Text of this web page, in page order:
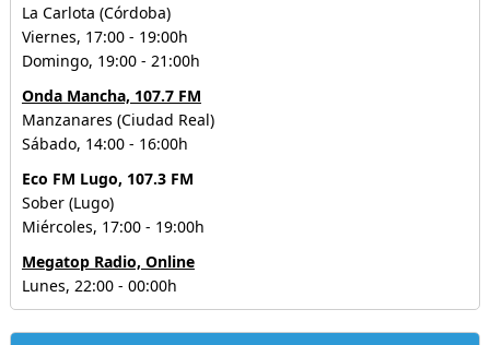
La Carlota (Córdoba)
Viernes, 17:00 - 19:00h
Domingo, 19:00 - 21:00h
Onda Mancha, 107.7 FM
Manzanares (Ciudad Real)
Sábado, 14:00 - 16:00h
Eco FM Lugo, 107.3 FM
Sober (Lugo)
Miércoles, 17:00 - 19:00h
Megatop Radio, Online
Lunes, 22:00 - 00:00h